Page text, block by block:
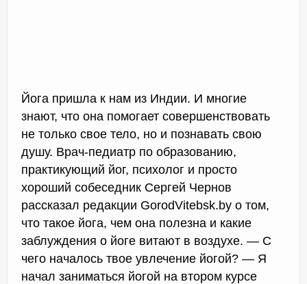
Йога пришла к нам из Индии. И многие
знают, что она помогает совершенствовать
не только свое тело, но и познавать свою
душу. Врач-педиатр по образованию,
практикующий йог, психолог и просто
хороший собеседник Сергей Чернов
рассказал редакции GorodVitebsk.by о том,
что такое йога, чем она полезна и какие
заблуждения о йоге витают в воздухе. — С
чего началось твое увлечение йогой? — Я
начал заниматься йогой на втором курсе